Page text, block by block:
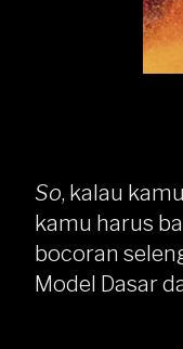
So, kalau
kamu harus
bocoran
Model Dasar